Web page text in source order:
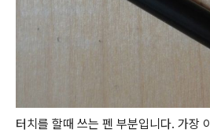
터치를 할때 쓰는 펜 부분입니다. 가장